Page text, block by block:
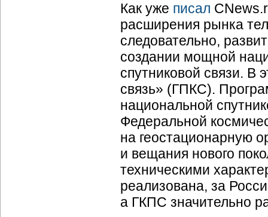
Как уже писал
расширения рынка
следовательно,
создании мощной
спутниковой связи. В
связь» (ГПКС).
национальной
Федеральной
на геостационарную
и вещания нового
техническими
реализована, за
а ГКПС значительно